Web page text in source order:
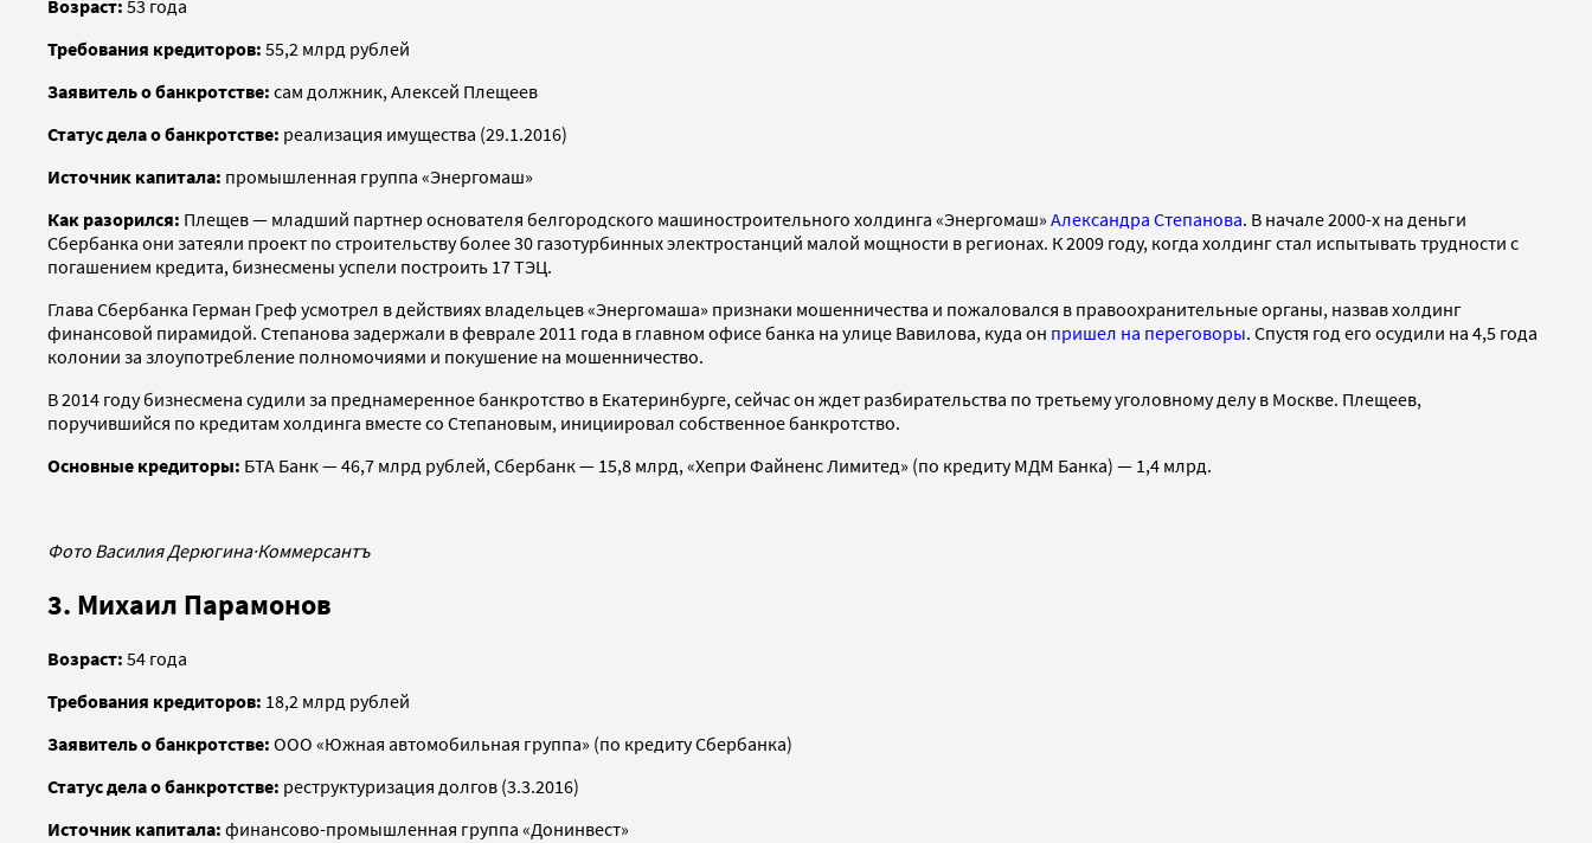
Возраст: 53 года
Требования кредиторов: 55,2 млрд рублей
Заявитель о банкротстве: сам должник, Алексей Плещеев
Статус дела о банкротстве: реализация имущества (29.1.2016)
Источник капитала: промышленная группа «Энергомаш»
Как разорился: Плещев — младший партнер основателя белгородского машиностроительного холдинга «Энергомаш» Александра Степанова. В начале 2000-х на деньги
Сбербанка они затеяли проект по строительству более 30 газотурбинных электростанций малой мощности в регионах. К 2009 году, когда холдинг стал испытывать трудности с
погашением кредита, бизнесмены успели построить 17 ТЭЦ.
Глава Сбербанка Герман Греф усмотрел в действиях владельцев «Энергомаша» признаки мошенничества и пожаловался в правоохранительные органы, назвав холдинг
финансовой пирамидой. Степанова задержали в феврале 2011 года в главном офисе банка на улице Вавилова, куда он пришел на переговоры. Спустя год его осудили на 4,5 года
колонии за злоупотребление полномочиями и покушение на мошенничество.
В 2014 году бизнесмена судили за преднамеренное банкротство в Екатеринбурге, сейчас он ждет разбирательства по третьему уголовному делу в Москве. Плещеев,
поручившийся по кредитам холдинга вместе со Степановым, инициировал собственное банкротство.
Основные кредиторы: БТА Банк — 46,7 млрд рублей, Сбербанк — 15,8 млрд, «Хепри Файненс Лимитед» (по кредиту МДМ Банка) — 1,4 млрд.
Фото Василия Дерюгина·Коммерсантъ
3. Михаил Парамонов
Возраст: 54 года
Требования кредиторов: 18,2 млрд рублей
Заявитель о банкротстве: ООО «Южная автомобильная группа» (по кредиту Сбербанка)
Статус дела о банкротстве: реструктуризация долгов (3.3.2016)
Источник капитала: финансово-промышленная группа «Донинвест»